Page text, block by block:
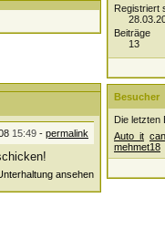
15:49 - permalink
ansehen
Registriert
Beiträge
13
Besucher
Die letzten
Auto_it
mehmet18